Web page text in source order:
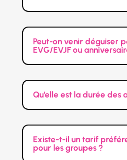
Peut-on venir déguiser
EVG/EVJF ou
Qu’elle est la durée des
Existe-t-il un tarif
pour les groupes ?